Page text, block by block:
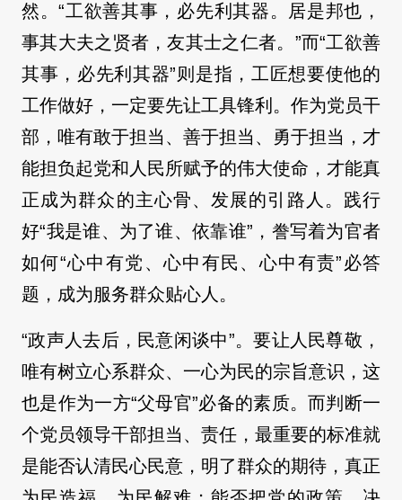
然。“工欲善其事，必先利其器。居是邦也，
事其大夫之贤者，友其士之仁者。”而“工欲善
其事，必先利其器”则是指，工匠想要使他的
工作做好，一定要先让工具锋利。作为党员干
部，唯有敢于担当、善于担当、勇于担当，才
能担负起党和人民所赋予的伟大使命，才能真
正成为群众的主心骨、发展的引路人。践行
好“我是谁、为了谁、依靠谁”，誊写着为官者
如何“心中有党、心中有民、心中有责”必答
题，成为服务群众贴心人。
“政声人去后，民意闲谈中”。要让人民尊敬，
唯有树立心系群众、一心为民的宗旨意识，这
也是作为一方“父母官”必备的素质。而判断一
个党员领导干部担当、责任，最重要的标准就
是能否认清民心民意，明了群众的期待，真正